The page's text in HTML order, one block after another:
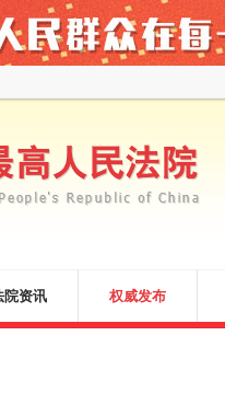
院资讯 权威发布